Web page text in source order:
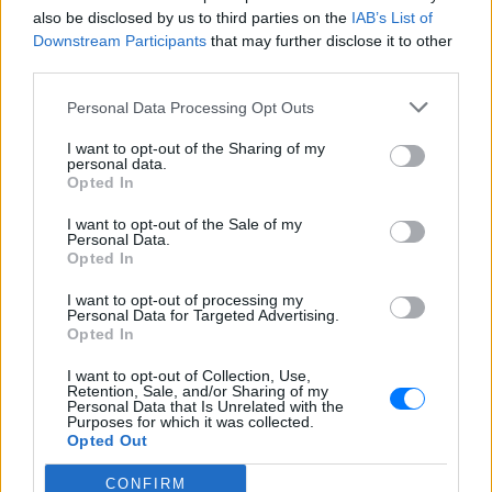
also be disclosed by us to third parties on the IAB’s List of
Downstream Participants that may further disclose it to other
Personal Data Processing Opt Outs
I want to opt-out of the Sharing of my
personal data.
Opted In
I want to opt-out of the Sale of my
Personal Data.
Opted In
I want to opt-out of processing my
Personal Data for Targeted Advertising.
Opted In
I want to opt-out of Collection, Use,
Retention, Sale, and/or Sharing of my
Personal Data that Is Unrelated with the
Purposes for which it was collected.
Opted Out
CONFIRM
ΔΕΙΤΕ ΕΠΙΣΗΣ
Κέρκυρας ‑ Τι αποκάλυψε η
έρευνα
Βρετανός δημοσιογράφος πέρασε τρεις
μέρες στην πόλη της Κέρκυρας και
κατέγραψε χειρόγραφους
λογαριασμούς, ποτά που χρεώθηκαν
και ορεκτικά που εμφανίστηκαν στον